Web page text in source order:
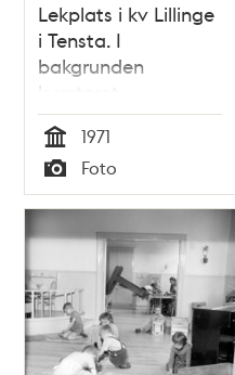
Lekplats i kv Lillinge
i Tensta. I
bakgrunden
kvarteret
Stranninge.
Tid
1971
Typ
Foto